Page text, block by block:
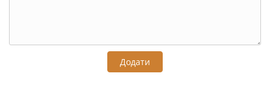
Додати